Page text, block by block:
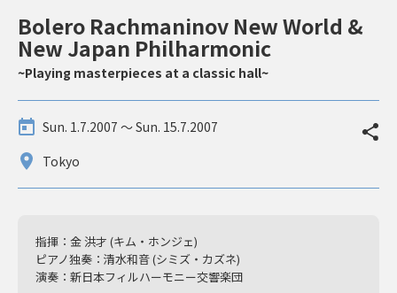
Bolero Rachmaninov New World &
New Japan Philharmonic
~Playing masterpieces at a classic hall~
Sun. 1.7.2007 〜 Sun. 15.7.2007
Tokyo
指揮：金 洪才 (キム・ホンジェ)
ピアノ独奏：清水和音 (シミズ・カズネ)
演奏：新日本フィルハーモニー交響楽団